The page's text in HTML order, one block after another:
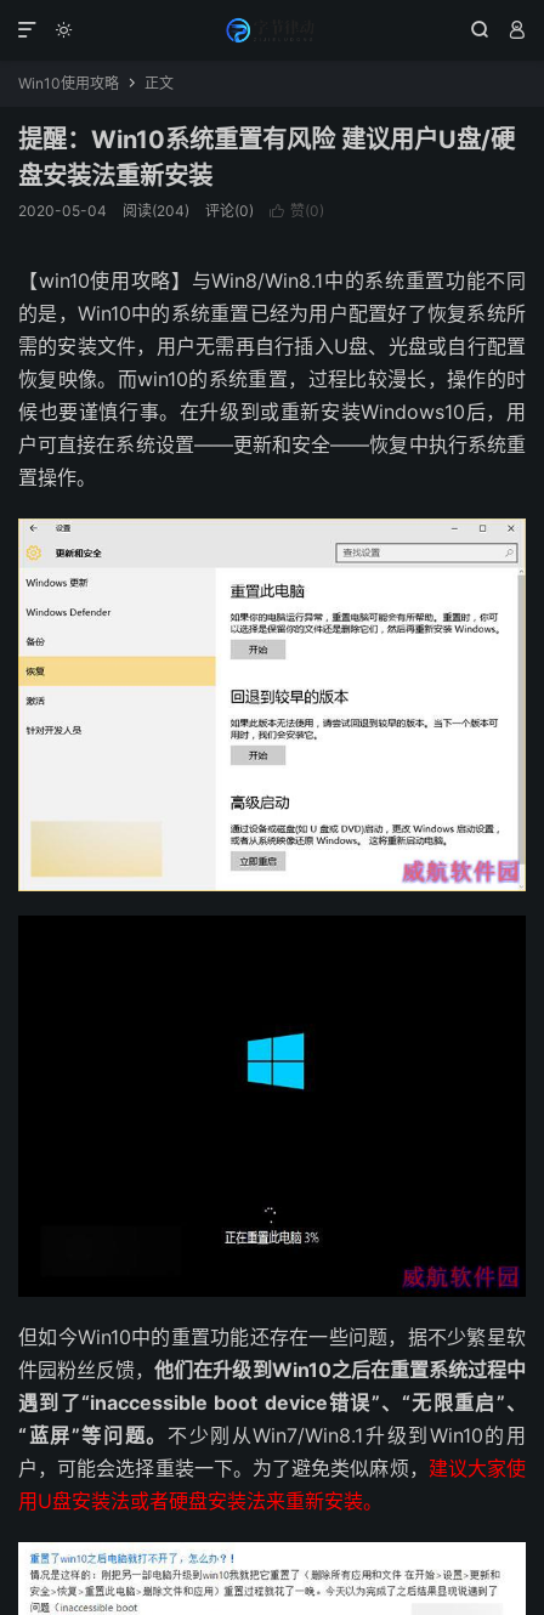
  

Win10使用攻略  正文
提醒：Win10系统重置有风险 建议用户U盘/硬
盘安装法重新安装
2020-05-04 阅读(204) 评论(0)  赞(0)
【win10使用攻略】与Win8/Win8.1中的系统重置功能不同
的是，Win10中的系统重置已经为用户配置好了恢复系统所
需的安装文件，用户无需再自行插入U盘、光盘或自行配置
恢复映像。而win10的系统重置，过程比较漫长，操作的时
候也要谨慎行事。在升级到或重新安装Windows10后，用
户可直接在系统设置——更新和安全——恢复中执行系统重
置操作。
但如今Win10中的重置功能还存在一些问题，据不少繁星软
件园粉丝反馈，他们在升级到Win10之后在重置系统过程中
遇到了“inaccessible boot device错误”、“无限重启”、
“蓝屏”等问题。 不少刚从Win7/Win8.1升级到Win10的用
户，可能会选择重装一下。为了避免类似麻烦， 建议大家使
用U盘安装法或者硬盘安装法来重新安装。